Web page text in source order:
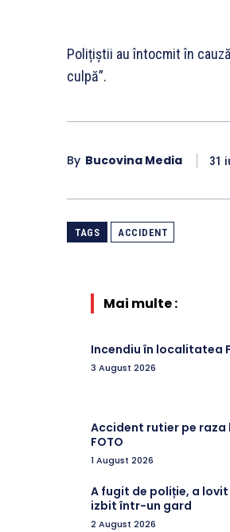
Polițiștii au întocmit în
culpă”.
By Bucovina Media 31
TAGS ACCIDENT
Mai multe :
Incendiu în localitatea
3 August 2026
Accident rutier pe
FOTO
1 August 2026
A fugit de poliție, a
izbit într-un gard
2 August 2026